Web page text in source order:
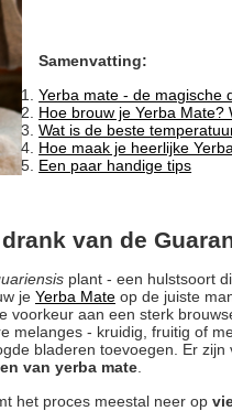
Samenvatting:
Yerba mate - de magische
Hoe brouw je Yerba Mate?
Wat is de beste
Hoe maak je heerlijke
Een paar handige tips
van de
plant - een hulstsoort
je Yerba Mate op de juiste
voorkeur aan een sterk
melanges - kruidig, fruitig of
bladeren toevoegen. Er
van yerba mate
het proces meestal neer op